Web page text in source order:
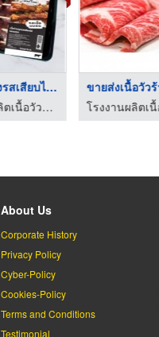
เนื้อวัวปรุงรสเสียบไ ...
โรงงานผลิตเนื้อวัวสด แช่แข็ง แปรรูป - มีนาฟู้ดส์
About Us
Corporate History
Privacy Policy
Cyber-Policy
Cookies-Policy
Terms and Conditions
Testimonial